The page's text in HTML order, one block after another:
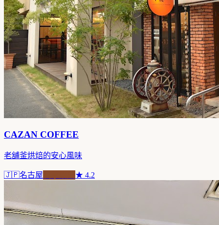
CAZAN COFFEE
老舖釜烘焙的安心風味
🇯🇵名古屋 ★ 4.2